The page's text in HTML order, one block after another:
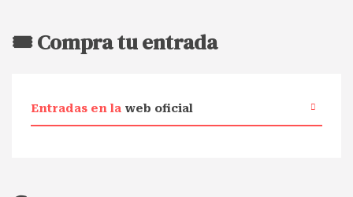
🎟️ Compra tu entrada
Entradas en la web oficial